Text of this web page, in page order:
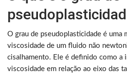
O grau de pseudoplasticidade é uma
viscosidade de um fluido não
cisalhamento. Ele é definido como a
viscosidade em relação ao eixo das